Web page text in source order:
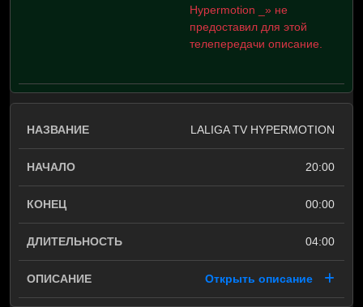
Hypermotion _» не
предоставил для этой
телепередачи описание.
LALIGA TV HYPERMOTION
20:00
00:00
04:00
Открыть описание